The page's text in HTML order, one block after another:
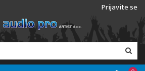
Prijavite se